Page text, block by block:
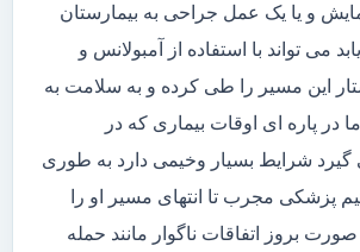
و یا یک عمل جراحی به بیمارستان
می تواند با استفاده از آمبولانس و
این مسیر را طی کرده و به سلامت به
در پاره ای اوقات بیماری که در
گیرد شرایط بسیار وخیمی دارد به طوری
پزشکی مجرب تا انتهای مسیر او را
بروز اتفاقات ناگوار مانند حمله